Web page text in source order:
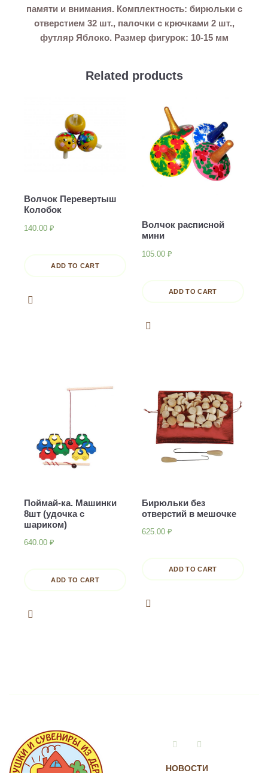
памяти и внимания. Комплектность: бирюльки с
отверстием 32 шт., палочки с крючками 2 шт.,
футляр Яблоко. Размер фигурок: 10-15 мм
Related products
Волчок Перевертыш
Колобок
140.00 ₽
ADD TO CART
Волчок расписной
мини
105.00 ₽
ADD TO CART
Поймай-ка. Машинки
8шт (удочка с
шариком)
640.00 ₽
ADD TO CART
Бирюльки без
отверстий в мешочке
625.00 ₽
ADD TO CART
НОВОСТИ
VkontakteInstagram